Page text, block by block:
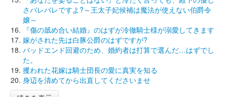
さバレバレですよ?～王太子妃候補は魔法が使えない伯爵令
嬢～
『傷の舐め合い結婚』のはずが冷徹騎士様が溺愛してきます
嫁がされた先は白豚公爵のはずですが?
バッドエンド回避のため、婚約者は打算で選んだ…はずでし
た。
攫われた花嫁は騎士団長の愛に真実を知る
身辺を清めてから出直してくださいませ